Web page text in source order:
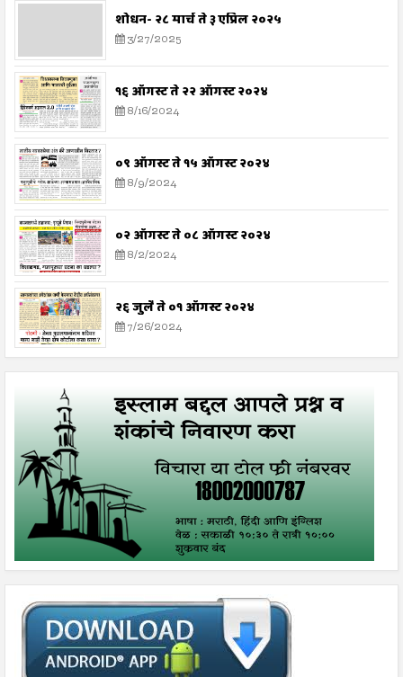
शोधन- २८ मार्च ते ३ एप्रिल २०२५
3/27/2025
१६ ऑगस्ट ते २२ ऑगस्ट २०२४
8/16/2024
०९ ऑगस्ट ते १५ ऑगस्ट २०२४
8/9/2024
०२ ऑगस्ट ते ०८ ऑगस्ट २०२४
8/2/2024
२६ जुलै ते ०१ ऑगस्ट २०२४
7/26/2024